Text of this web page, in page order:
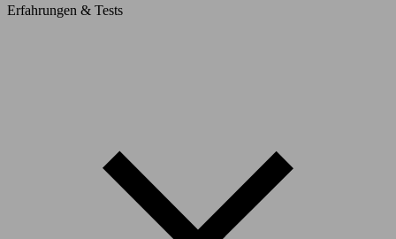
Erfahrungen & Tests